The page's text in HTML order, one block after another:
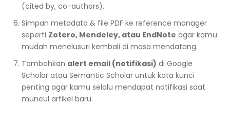
(cited by, co-authors).
Simpan metadata & file PDF ke reference manager
seperti Zotero, Mendeley, atau EndNote agar kamu
mudah menelusuri kembali di masa mendatang.
Tambahkan alert email (notifikasi) di Google
Scholar atau Semantic Scholar untuk kata kunci
penting agar kamu selalu mendapat notifikasi saat
muncul artikel baru.